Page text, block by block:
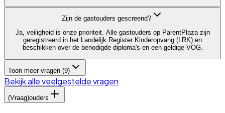
Zijn de gastouders gescreend?
Ja, veiligheid is onze prioriteit. Alle gastouders op ParentPlaza zijn
geregistreerd in het Landelijk Register Kinderopvang (LRK) en
beschikken over de benodigde diploma's en een geldige VOG.
Toon meer vragen (9)
Bekijk alle veelgestelde vragen
(Vraag)ouders